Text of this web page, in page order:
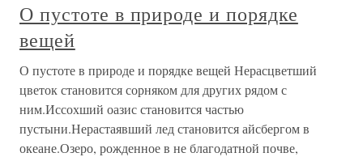
О пустоте в природе и порядке
вещей
О пустоте в природе и порядке вещей Нерасцветший
цветок становится сорняком для других рядом с
ним.Иссохший оазис становится частью
пустыни.Нерастаявший лед становится айсбергом в
океане.Озеро, рожденное в не благодатной почве,